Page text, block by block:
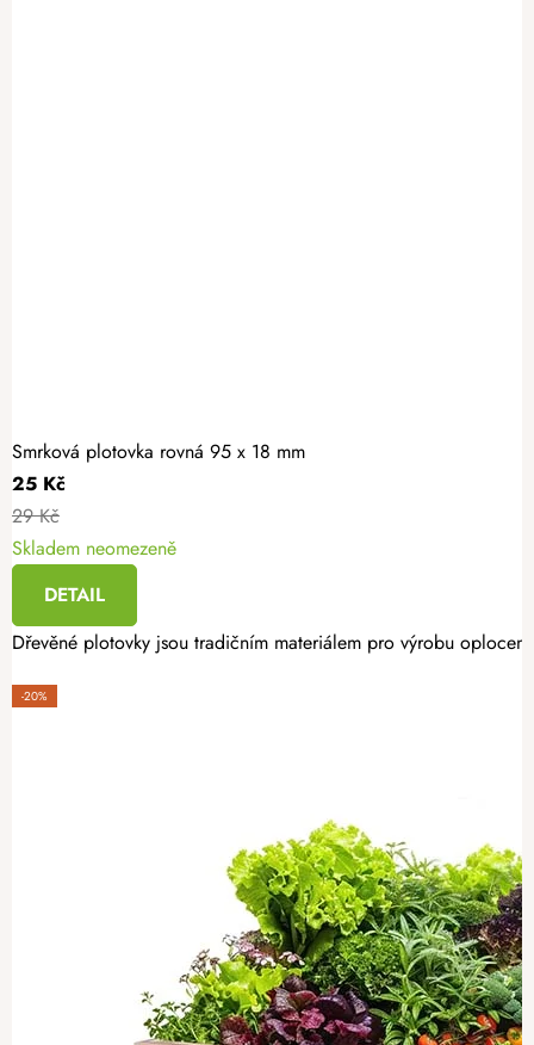
Smrková plotovka rovná 95 x 18 mm
25 Kč
29 Kč
Skladem neomezeně
DETAIL
Dřevěné plotovky jsou tradičním materiálem pro výrobu
-20%